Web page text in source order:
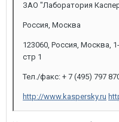
ЗАО "Лаборатория
Россия, Москва
123060, Россия, Москва,
стр 1
Тел./факс: + 7 (495) 797
http://www.kaspersky.ru